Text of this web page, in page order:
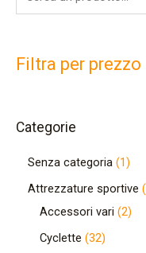
Filtra per prezzo
Categorie
Senza categoria 1
Attrezzature sportive
Accessori vari 2
Cyclette 32